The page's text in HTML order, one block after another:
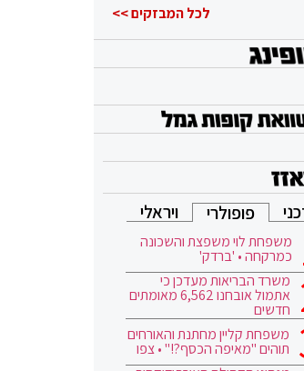
לכל המבזקים >>
פופולרי ויראלי
משפחת לוי משפצת והשכונה
כמרקחה • 'ברדק'
משרד הבריאות מעדכן כי
אתמול אובחנו 6,562 מאומתים
חדשים
משפחת קליין מחתנת והאורחים
תוהים "מאיפה הכסף?!" • צפו